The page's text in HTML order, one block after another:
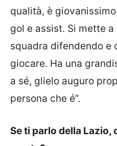
qualità, è
gol e assist. Si mette
squadra difendendo e
giocare. Ha una
a sé, glielo auguro
persona che é”.
Se ti parlo della Lazio,